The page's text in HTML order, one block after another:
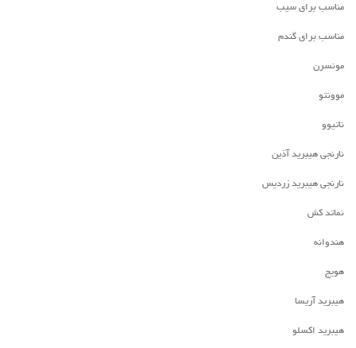
مناسب برای سیب
مناسب برای گندم
مونسرن
موونتو
ناتیوو
نارنجی هیبرید آذین
نارنجی هیبرید زردیس
نماتد کش
هندوانه
هویج
هیبرید آریسا
هیبرید اکسلو